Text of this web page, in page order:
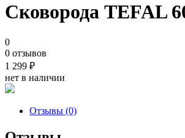
Сковорода TEFAL
0
0 отзывов
1 299 ₽
нет в наличии
Отзывы (0)